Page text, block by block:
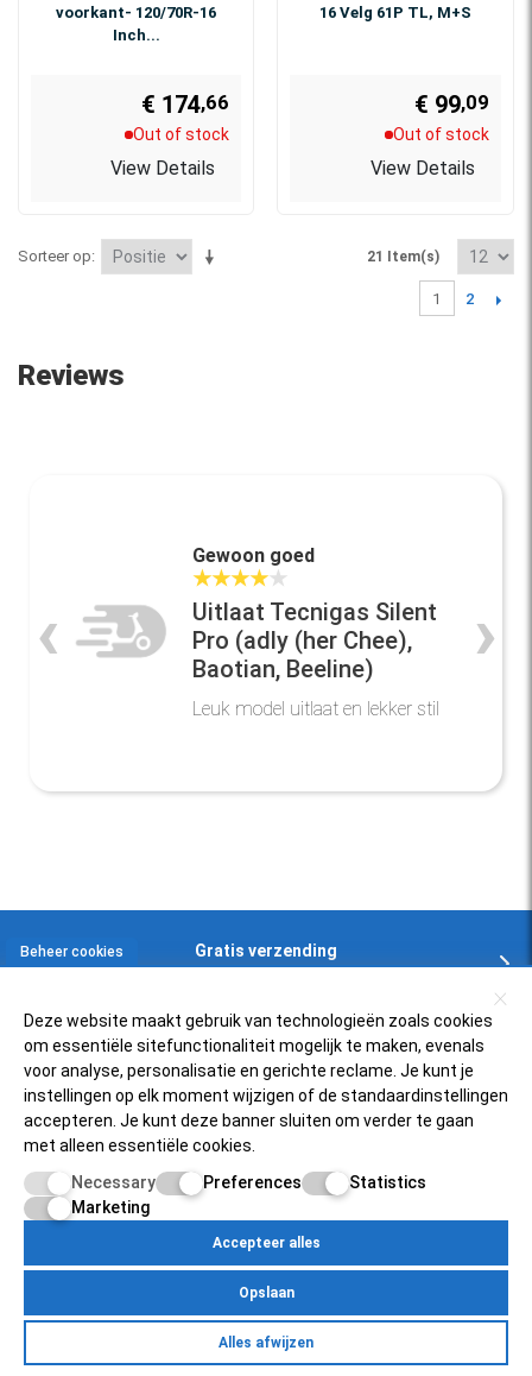
voorkant- 120/70R-16
Inch...
€ 174,66
Out of stock
View Details
16 Velg 61P TL, M+S
€ 99,09
Out of stock
View Details
Sorteer op 21 Item(s)
1 2
Reviews
Gewoon goed
★★★★★
Uitlaat Tecnigas Silent
Pro (adly (her Chee),
Baotian, Beeline)
Leuk model uitlaat en lekker stil
‹ ›
Gratis verzending
Klantenservice
Zelfservice
Retourneren
Inloggen bij account
Betaalmogelijkheden
Populaire scooters
Piaggio Zip 4t
SYM Fiddle 3
Over ons
Status bestelling
Mijnscooteronderdelen.nl
Egersundweg 11E
9723JM Groningen
ZelfserviceOver OnsContactKlantenservicePricacy PolicySite MapMijn account
Beheer cookies
Deze website maakt gebruik van technologieën zoals cookies
om essentiële sitefunctionaliteit mogelijk te maken, evenals
voor analyse, personalisatie en gerichte reclame. Je kunt je
instellingen op elk moment wijzigen of de standaardinstellingen
accepteren. Je kunt deze banner sluiten om verder te gaan
met alleen essentiële cookies.
Necessary
Preferences
Statistics
Marketing
Accepteer alles
Opslaan
Alles afwijzen